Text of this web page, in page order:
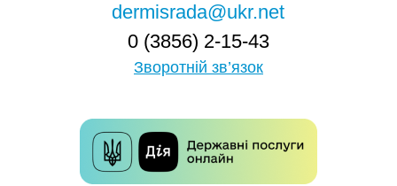
dermisrada@ukr.net
0 (3856) 2-15-43
Зворотній зв’язок